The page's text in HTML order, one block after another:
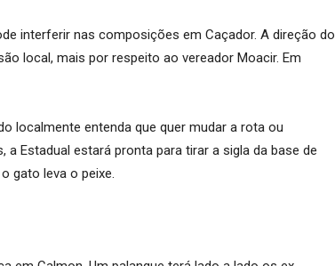
interferir nas composições em Caçador. A direção do
local, mais por respeito ao vereador Moacir. Em
localmente entenda que quer mudar a rota ou
Estadual estará pronta para tirar a sigla da base de
gato leva o peixe.